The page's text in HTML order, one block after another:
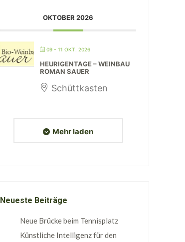
OKTOBER 2026
09 - 11 OKT. 2026
HEURIGENTAGE – WEINBAU
ROMAN SAUER
Schüttkasten
Mehr laden
Neueste Beiträge
Neue Brücke beim Tennisplatz
Künstliche Intelligenz für den